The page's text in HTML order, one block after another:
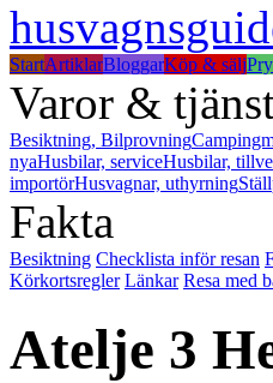
StartArtiklarBloggarKöp & sälj
Varor &
Besiktning, Bilprovning
nyaHusbilar, serviceHusbilar,
importörHusvagnar, uthyrning
Fakta
Besiktning Checklista inför resan
Körkortsregler Länkar Resa med
Atelje 3